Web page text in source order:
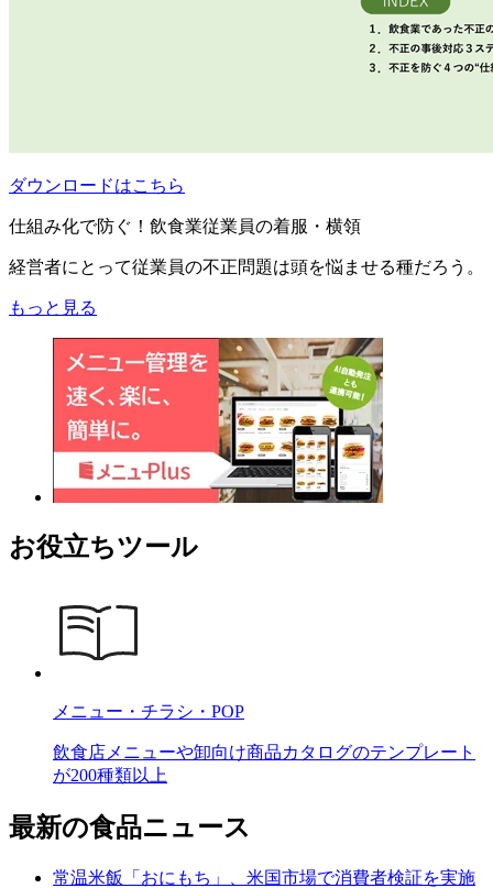
ダウンロードはこちら
仕組み化で防ぐ！飲食業従業員の着服・横領
経営者にとって従業員の不正問題は頭を悩ませる種だろう。
もっと見る
お役立ちツール
メニュー・チラシ・POP
飲食店メニューや卸向け商品カタログのテンプレート
が200種類以上
最新の食品ニュース
常温米飯「おにもち」、米国市場で消費者検証を実施